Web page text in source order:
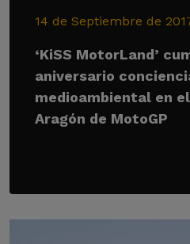
14 de Septiembre de
‘KiSS MotorLand’
aniversario
medioambiental en
Aragón de MotoGP